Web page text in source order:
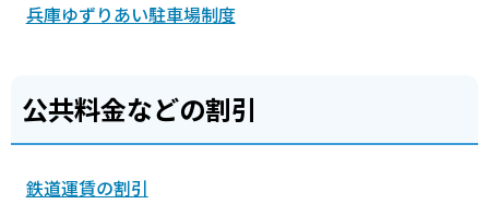
兵庫ゆずりあい駐車場制度
公共料金などの割引
鉄道運賃の割引